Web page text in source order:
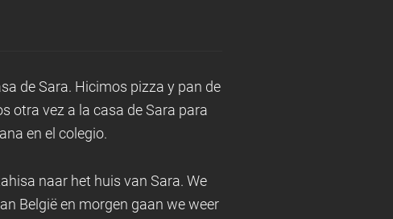
de Sara. Hicimos pizza y pan de
otra vez a la casa de Sara para
en el colegio.
naar het huis van Sara. We
België en morgen gaan we weer